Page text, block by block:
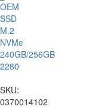
OEM
SSD
M.2
NVMe
240GB/256GB
2280
SKU:
0370014102